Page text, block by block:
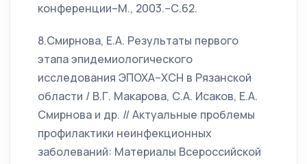
конференции–М., 2003.–С.62.
8.Смирнова, Е.А. Результаты первого
этапа эпидемиологического
исследования ЭПОХА–ХСН в Рязанской
области / В.Г. Макарова, С.А. Исаков, Е.А.
Смирнова и др. // Актуальные проблемы
профилактики неинфекционных
заболеваний: Материалы Всероссийской